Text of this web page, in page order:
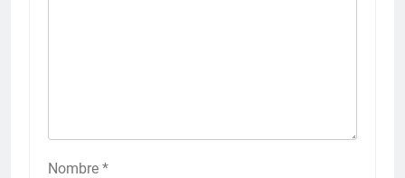
Nombre *